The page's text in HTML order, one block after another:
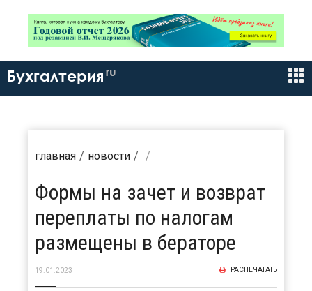
Бухгалтерия ru
главная новости
Формы на зачет и возврат
переплаты по налогам
размещены в бераторе
19.01.2023 РАСПЕЧАТАТЬ